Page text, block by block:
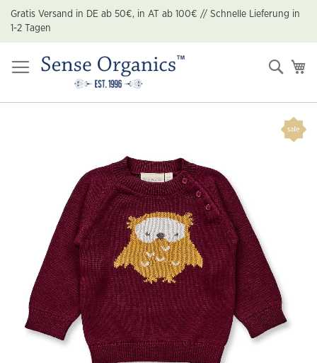
Zum
Inhalt
springen
Gratis Versand in DE ab 50€, in AT ab 100€ // Schnelle Lieferung in
1-2 Tagen
Suche